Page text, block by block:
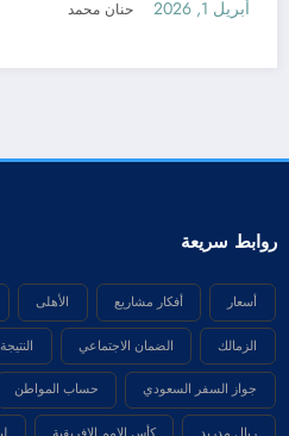
أسعار
الزمالك الضمان الاجتماعي
جواز السفر السعودي حساب المواطن
ريال مدريد كأس الامم الافريقية
مانشستر يونايتد منتخب مصر